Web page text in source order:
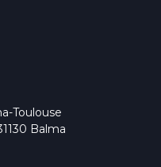
Toulouse
Balma